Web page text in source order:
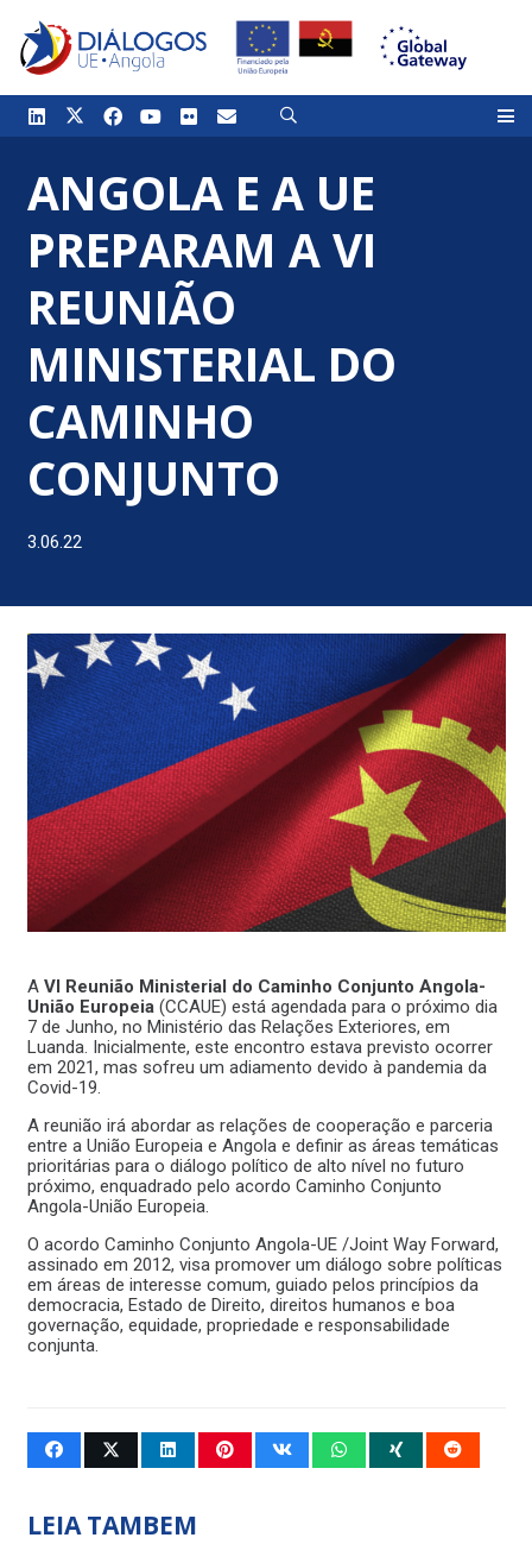
ANGOLA E A UE
PREPARAM A VI
REUNIÃO
MINISTERIAL DO
CAMINHO
CONJUNTO
3.06.22
A VI Reunião Ministerial do Caminho Conjunto Angola-
União Europeia(CCAUE) está agendada para o próximo dia
7 de Junho, no Ministério das Relações Exteriores, em
Luanda. Inicialmente, este encontro estava previsto ocorrer
em 2021, mas sofreu um adiamento devido à pandemia da
Covid-19.
A reunião irá abordar as relações de cooperação e parceria
entre a União Europeia e Angola e definir as áreas temáticas
prioritárias para o diálogo político de alto nível no futuro
próximo, enquadrado pelo acordo Caminho Conjunto
Angola-União Europeia.
O acordo Caminho Conjunto Angola-UE /Joint Way Forward,
assinado em 2012, visa promover um diálogo sobre políticas
em áreas de interesse comum, guiado pelos princípios da
democracia, Estado de Direito, direitos humanos e boa
governação, equidade, propriedade e responsabilidade
conjunta.
LEIA TAMBEM